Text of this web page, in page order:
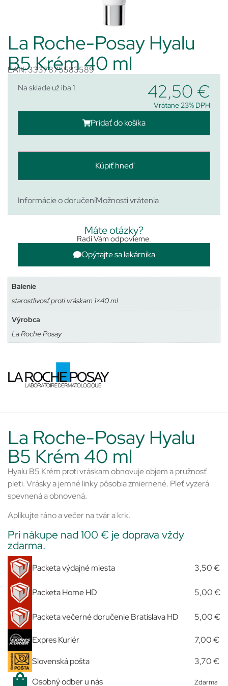
La Roche-Posay Hyalu
B5 Krém 40 ml
EAN: 3337875583589
Na sklade už iba 1 42,50 €
Vrátane 23% DPH
Pridať do košíka
Kúpiť hneď
Informácie o doručeníMožnosti vrátenia
Máte otázky?
Radi Vám odpovieme.
Opýtajte sa lekárnika
Balenie
starostlivosť proti vráskam 1×40 ml
Výrobca
La Roche Posay
La Roche-Posay Hyalu
B5 Krém 40 ml
Hyalu B5 Krém proti vráskam obnovuje objem a pružnosť
pleti. Vrásky a jemné linky pôsobia zmiernené. Pleť vyzerá
spevnená a obnovená.
Aplikujte ráno a večer na tvár a krk.
Pri nákupe nad 100 € je doprava vždy
zdarma.
Packeta výdajné miesta 3,50 €
Packeta Home HD 5,00 €
Packeta večerné doručenie Bratislava HD 5,00 €
Expres Kuriér 7,00 €
Slovenská pošta
3,70 €
Osobný odber u nás
Zdarma